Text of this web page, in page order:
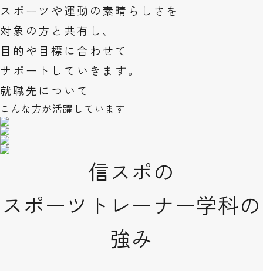
スポーツや運動の素晴らしさを
対象の方と共有し、
目的や目標に合わせて
サポートしていきます。
就職先について
こんな方が活躍しています
信スポの
スポーツトレーナー学科の
強み